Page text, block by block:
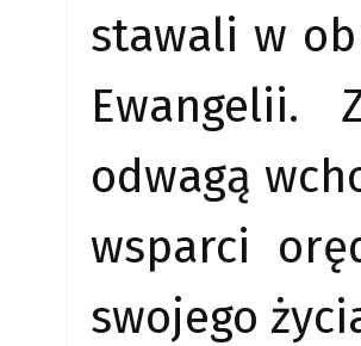
stawali w
Ewangelii.
odwagą
wsparci
swojego